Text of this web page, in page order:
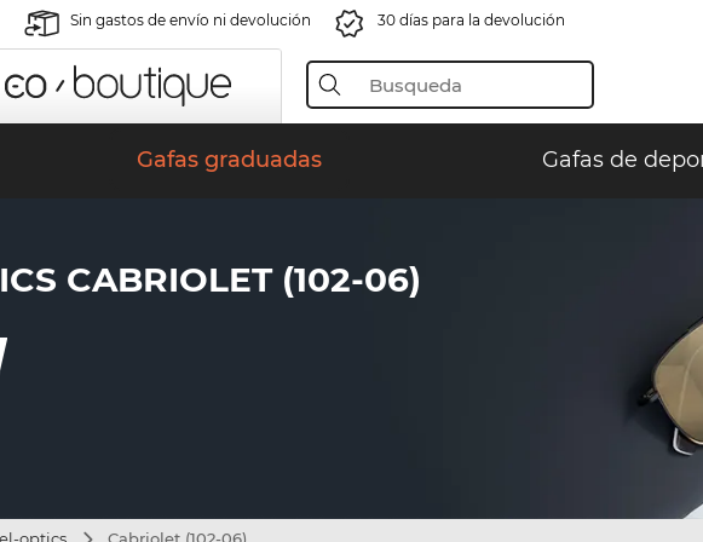
Sin gastos de envío ni devolución 30 días para la devolución
Gafas graduadas Gafas de
CABRIOLET (102-06)